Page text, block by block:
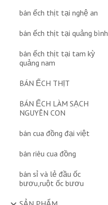
bán ếch thịt tại nghệ an
bán ếch thịt tại quảng bình
bán ếch thịt tại tam kỳ
quảng nam
BÁN ẾCH THỊT
BÁN ẾCH LÀM SẠCH
NGUYÊN CON
bán cua đồng đại việt
bán riêu cua đồng
bán sỉ và lẻ đầu ốc
bươu,ruột ốc bươu